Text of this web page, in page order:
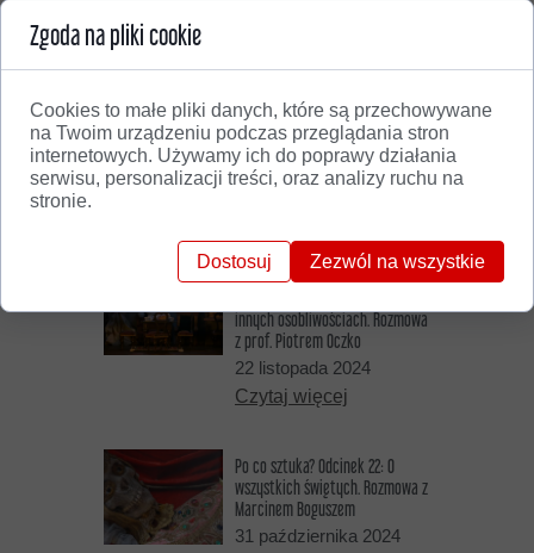
Johannesie Gutenbergu i jego
Biblii. Rozmowa z Marcinem
Boguszem
10 marca 2025
Po co sztuka? Odcinek 23: O
innych osobliwościach. Rozmowa
z prof. Piotrem Oczko
22 listopada 2024
Czytaj więcej
Po co sztuka? Odcinek 22: O
wszystkich świętych. Rozmowa z
Marcinem Boguszem
31 października 2024
Może zainteresuje Cię...
Zgoda na pliki cookie
Cookies to małe pliki danych, które są przechowywane
na Twoim urządzeniu podczas przeglądania stron
internetowych. Używamy ich do poprawy działania
serwisu, personalizacji treści, oraz analizy ruchu na
stronie.
Dostosuj Zezwól na wszystkie